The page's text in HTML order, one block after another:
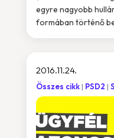
egyre nagyobb
formában történő
2016.11.24.
Összes cikk PSD2